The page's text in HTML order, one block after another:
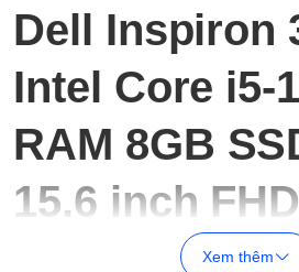
Dell Inspiron
Intel Core i5-
RAM 8GB
15.6 inch FHD
Dell Inspiron 3530 - Thông số kĩ thuật
Core i5-1335U 10 cores 12
Xem thêm